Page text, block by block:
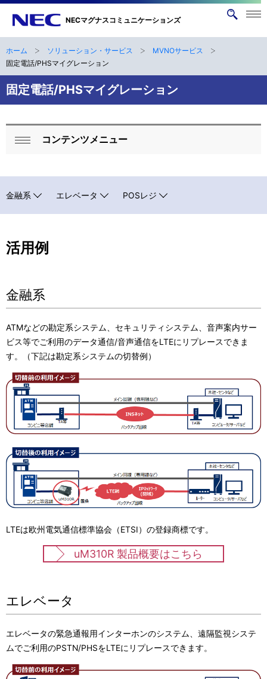
NECマグナスコミュニケーションズ
イ
検
メニ
を開
ナ
ビ
ゲ
B
r
e
a
r
u
b
a
v
i
a
i
o
ホーム ソリューション・サービス
MVNOサービス
固定電話/PHSマイグレーション
固定電話/PHSマイグレーション
ロ
カ
ル
ビ
ー
シ
ョ
コンテンツメニュー
金融系 エレベータ POSレジ
活用例
金融系
ATMなどの勘定系システム、セキュリティシステム、音声案内サー
ビス等でご利用のデータ通信/音声通信をLTEにリプレースできま
す。（下記は勘定系システムの切替例）
LTEは欧州電気通信標準協会（ETSI）の登録商標です。
uM310R 製品概要はこちら
エレベータ
エレベータの緊急通報用インターホンのシステム、遠隔監視システ
ムでご利用のPSTN/PHSをLTEにリプレースできます。